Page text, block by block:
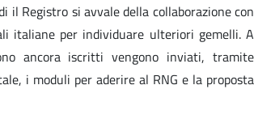
il Registro si avvale della collaborazione con
italiane per individuare ulteriori gemelli. A
ancora iscritti vengono inviati, tramite
i moduli per aderire al RNG e la proposta